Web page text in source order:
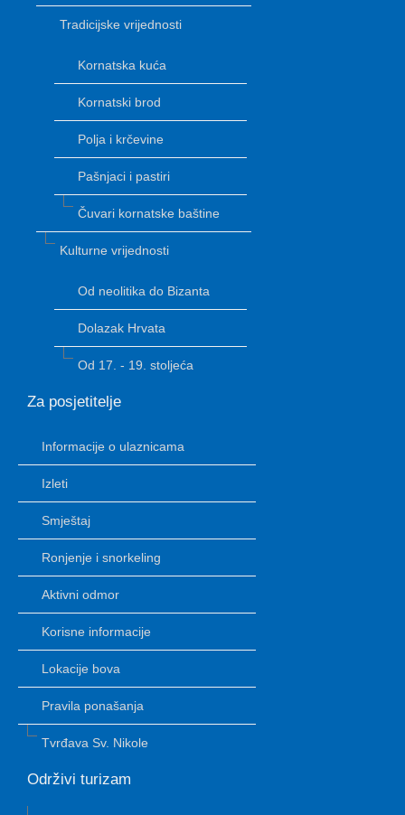
Tradicijske vrijednosti
Kornatska kuća
Kornatski brod
Polja i krčevine
Pašnjaci i pastiri
Čuvari kornatske baštine
Kulturne vrijednosti
Od neolitika do Bizanta
Dolazak Hrvata
Od 17. - 19. stoljeća
Za posjetitelje
Informacije o ulaznicama
Izleti
Smještaj
Ronjenje i snorkeling
Aktivni odmor
Korisne informacije
Lokacije bova
Pravila ponašanja
Tvrđava Sv. Nikole
Održivi turizam